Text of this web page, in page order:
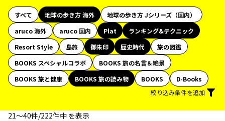
すべて 地球の歩き方 海外
地球の歩き方 Jシリーズ（国内）
aruco 海外
aruco 国内 Plat
ランキング&テクニック
Resort Style
島旅 御朱印 歴史時代
旅の図鑑
BOOKS スペシャルコラボ
BOOKS 旅の名言＆絶景
BOOKS 旅と健康
BOOKS 旅の読み物 BOOKS
D-Books
絞り込み条件を追加
21〜40件/222件中 を表示